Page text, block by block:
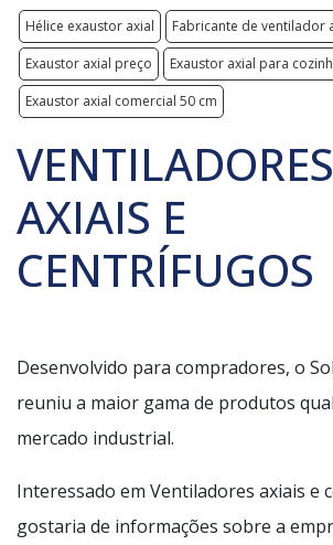
Hélice exaustor axial
Fabricante de ventilador
Exaustor axial preço
Exaustor axial para
Exaustor axial comercial 50 cm
VENTILADORES
AXIAIS E
CENTRÍFUGOS
Desenvolvido para compradores, o
reuniu a maior gama de produtos
mercado industrial.
Interessado em Ventiladores axiais e
gostaria de informações sobre a